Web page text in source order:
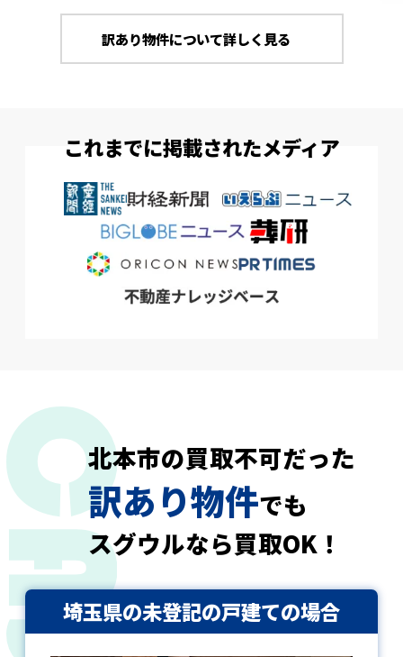
訳あり物件について詳しく見る
これまでに掲載されたメディア
北本市の買取不可だった
訳あり物件でも
スグウルなら買取OK！
埼玉県の未登記の戸建ての場合